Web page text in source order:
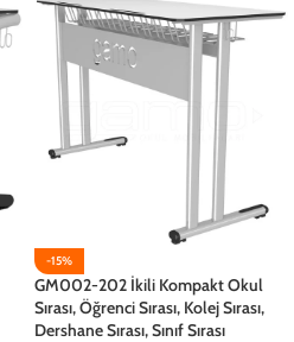
-15%
GM002-202 İkili Kompakt Okul
Sırası, Öğrenci Sırası, Kolej Sırası,
Dershane Sırası, Sınıf Sırası